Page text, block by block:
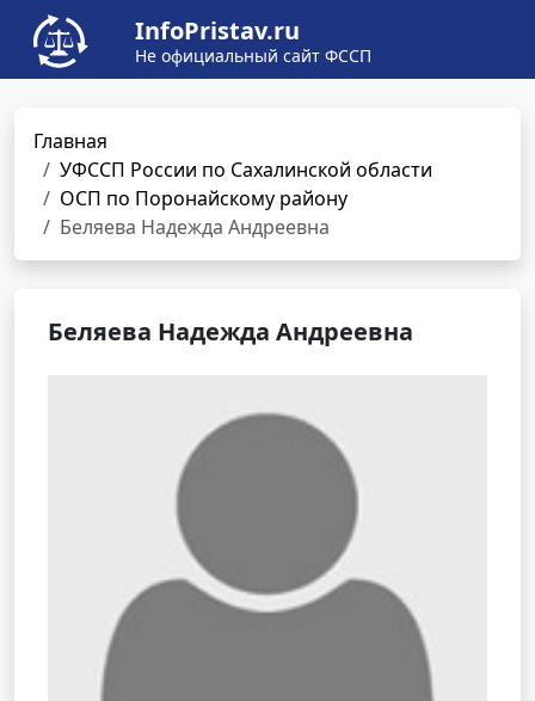
InfoPristav.ru
Не официальный сайт ФССП
Главная
УФССП России по Сахалинской области
ОСП по Поронайскому району
Беляева Надежда Андреевна
Беляева Надежда Андреевна